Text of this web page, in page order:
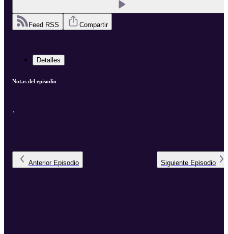
Feed RSS Compartir
Detalles
Notas del episodio
.
Anterior Episodio Siguiente Episodio